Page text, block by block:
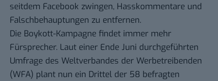
seitdem Facebook zwingen, Hasskommentare und
Falschbehauptungen zu entfernen.
Die Boykott-Kampagne findet immer mehr
Fürsprecher. Laut einer Ende Juni durchgeführten
Umfrage des Weltverbandes der Werbetreibenden
(WFA) plant nun ein Drittel der 58 befragten